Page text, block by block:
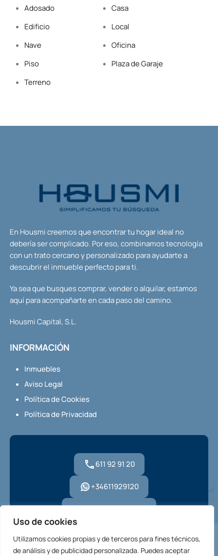
Uso de cookies
Utilizamos cookies propias y de terceros para fines técnicos,
de análisis y de publicidad personalizada. Puedes aceptar
Adosado
Casa
Edificio
Local
Nave
Oficina
Piso
Plaza de Garaje
Terreno
En Housmi creemos que encontrar tu hogar ideal no
debería ser complicado. Por eso, combinamos tecnología
con un trato cercano y personalizado para ayudarte a
descubrir el inmueble perfecto para ti.
Ya sea que busques comprar, vender o alquilar, estamos
aquí para acompañarte en cada paso del camino.
Housmi Capital, S.L.
INFORMACIÓN
Inmuebles
Aviso Legal
Política de Cookies
Política de Privacidad
611 92 91 20
+34611929120